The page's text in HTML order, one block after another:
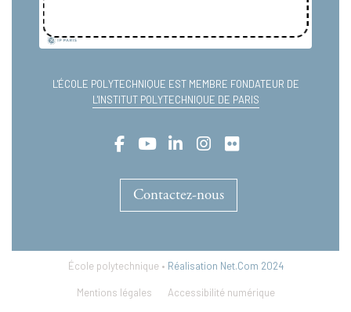
L'ÉCOLE POLYTECHNIQUE EST MEMBRE FONDATEUR DE
L'INSTITUT POLYTECHNIQUE DE PARIS
Contactez-nous
École polytechnique • Réalisation Net.Com 2024
Mentions légales Accessibilité numérique